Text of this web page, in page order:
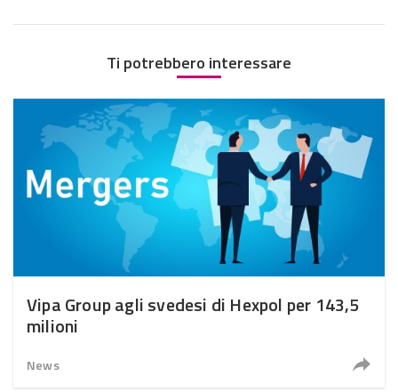
Ti potrebbero interessare
Vipa Group agli svedesi di Hexpol per 143,5
milioni
News